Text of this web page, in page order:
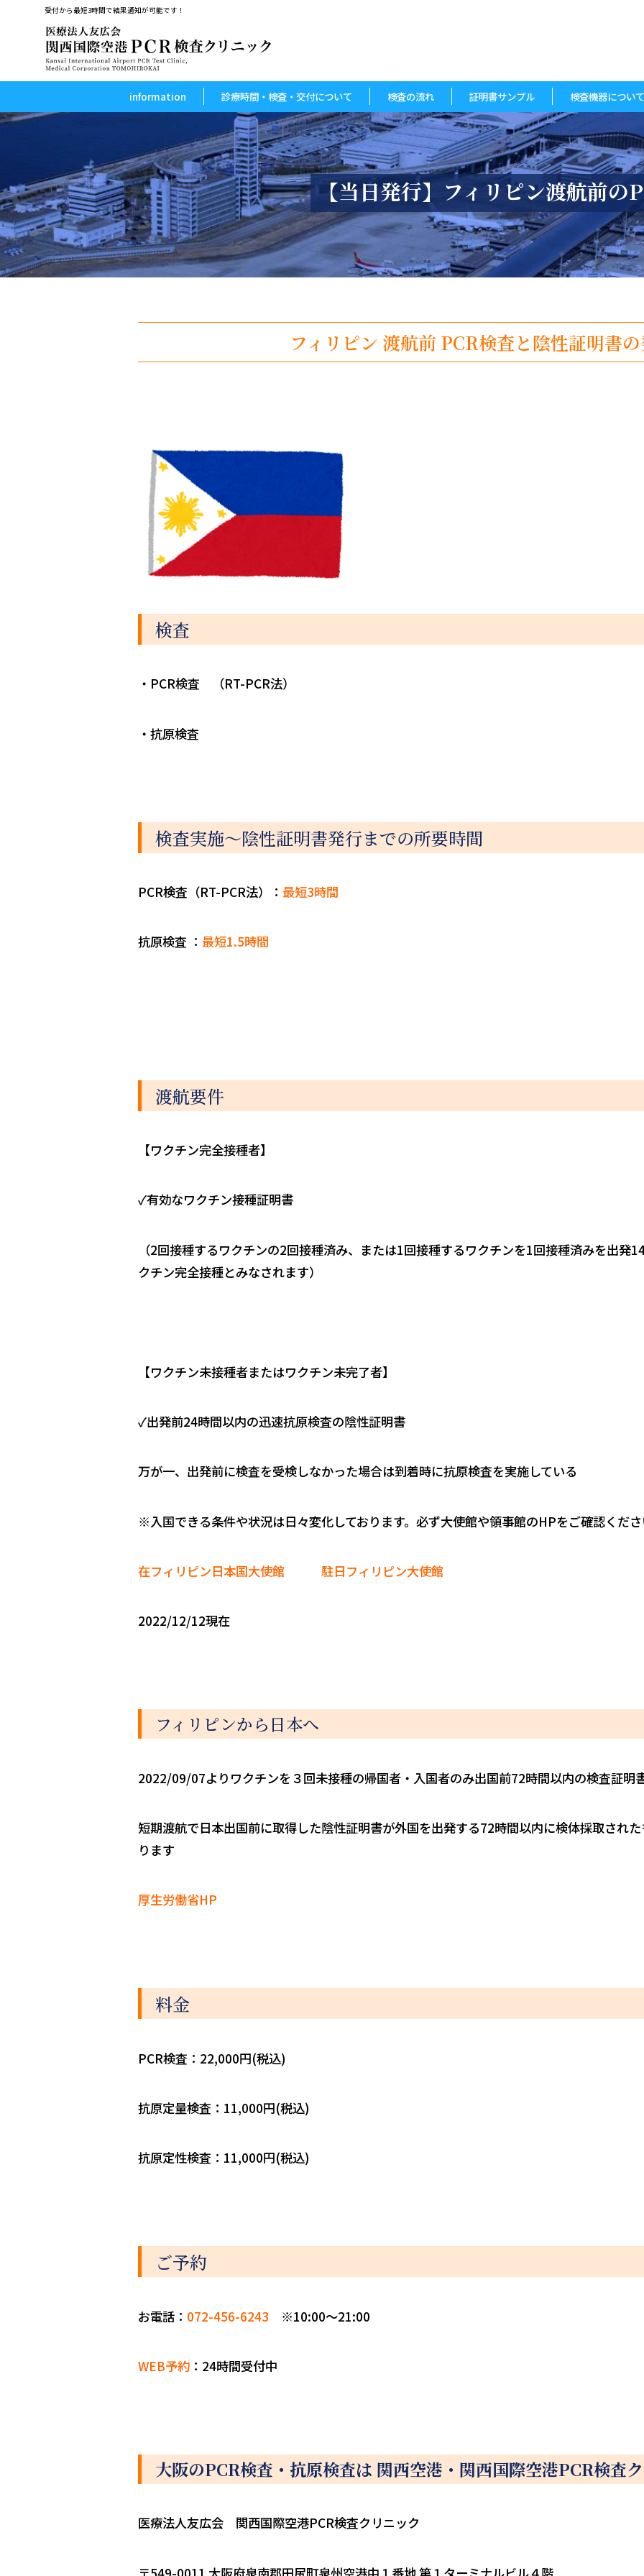
受付から最短3時間で結果通知が可能です！
information 診療時間・検査・交付について 検査の流れ 証明書サンプル 検査機器について
【当日発行】フィリピン渡航前の
フィリピン 渡航前 PCR検査と陰性証明書
検査
・PCR検査 （RT-PCR法）
・抗原検査
検査実施～陰性証明書発行までの所要時間
PCR検査（RT-PCR法）： 最短3時間
抗原検査 ： 最短1.5時間
渡航要件
【ワクチン完全接種者】
✓有効なワクチン接種証明書
（2回接種するワクチンの2回接種済み、または1回接種するワクチンを1回接種済みを出発
クチン完全接種とみなされます）
【ワクチン未接種者またはワクチン未完了者】
✓出発前24時間以内の迅速抗原検査の陰性証明書
万が一、出発前に検査を受検しなかった場合は到着時に抗原検査を実施している
※入国できる条件や状況は日々変化しております。必ず大使館や領事館のHPをご確認くだ
在フィリピン日本国大使館 駐日フィリピン大使館
2022/12/12現在
フィリピンから日本へ
2022/09/07よりワクチンを３回未接種の帰国者・入国者のみ出国前72時間以内の検査証明
短期渡航で日本出国前に取得した陰性証明書が外国を出発する72時間以内に検体採取され
ります
厚生労働省HP
料金
PCR検査：22,000円(税込)
抗原定量検査：11,000円(税込)
抗原定性検査：11,000円(税込)
ご予約
お電話： 072-456-6243 ※10:00～21:00
WEB予約 ： 24時間受付中
大阪のPCR検査・抗原検査は 関西空港・関西国際空港PCR検査
医療法人友広会 関西国際空港PCR検査クリニック